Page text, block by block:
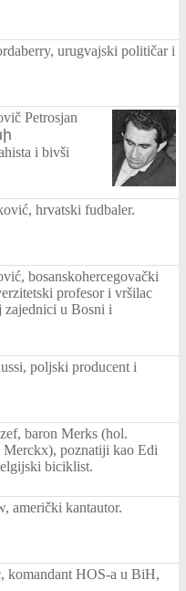
urugvajski političar i
Petrosjan
i bivši
hrvatski fudbaler.
bosanskohercegovački
profesor i vršilac
zajednici u Bosni i
poljski producent i
baron Merks (hol.
Merckx), poznatiji kao Edi
biciklist.
američki kantautor.
komandant HOS-a u BiH,